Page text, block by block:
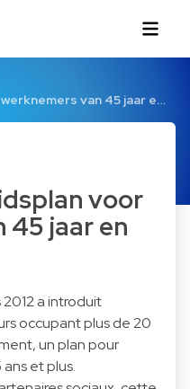
van 45 jaar e…
voor
45 jaar en
a introduit
occupant plus de 20
un plan pour
et plus.